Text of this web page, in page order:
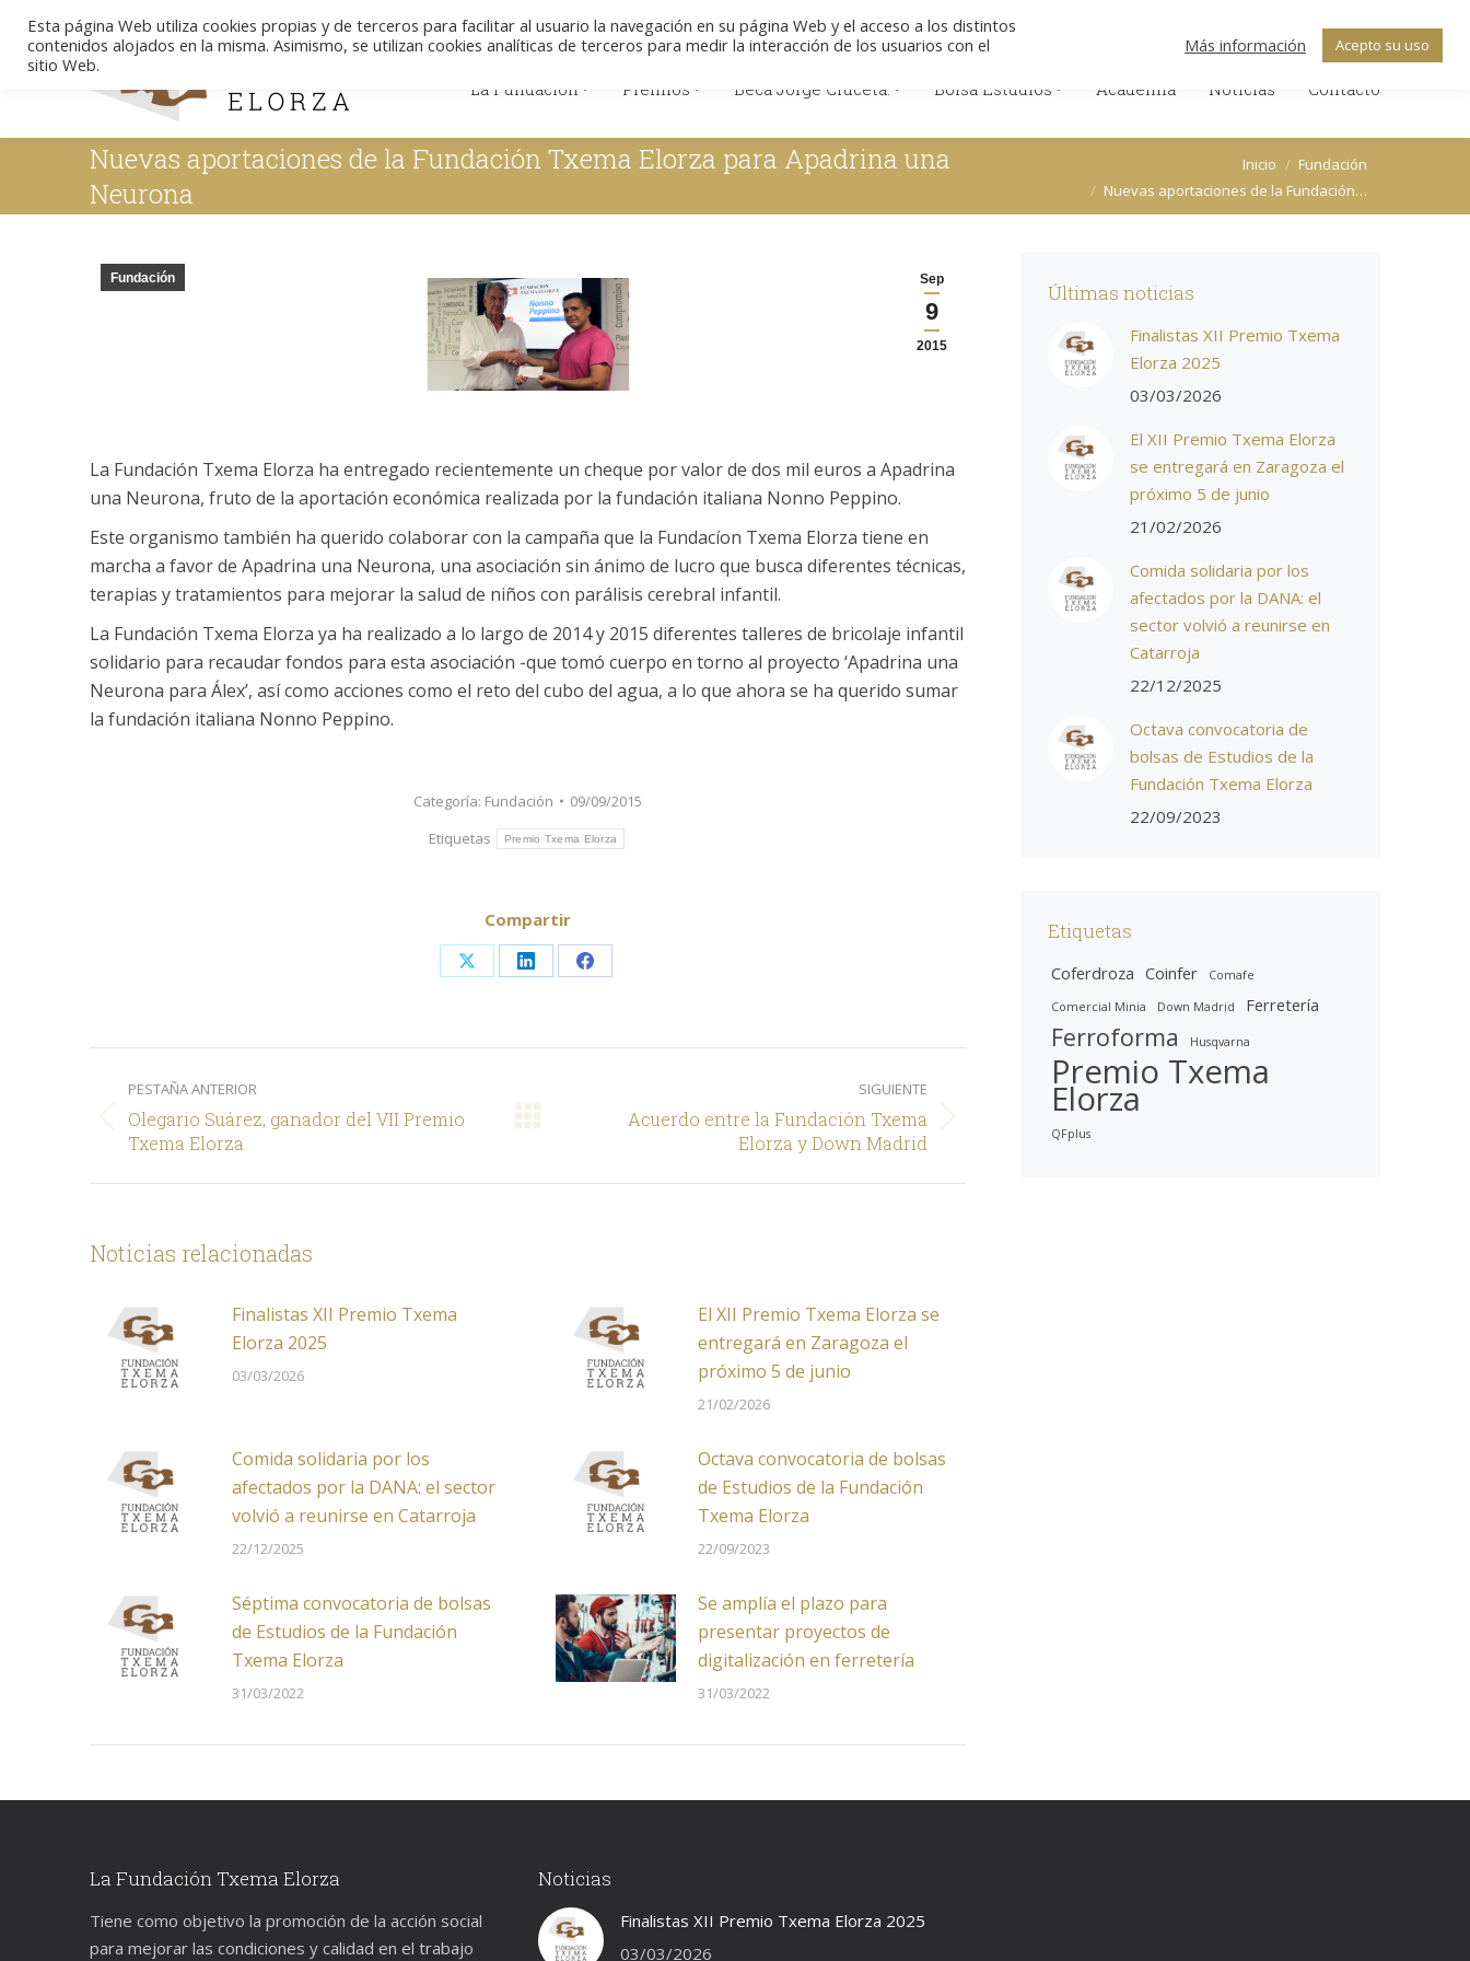
Colabore Descargas Aviso legal Política de Cookies
Facebook
page
opens
new
window
page
opens
new
window
Linkedin
page
opens
new
window
La Fundación Premios Beca Jorge Cruceta. Bolsa Estudios Academia Noticias Contacto
Nuevas aportaciones de la Fundación Txema Elorza para Apadrina una
Neurona
Inicio
Fundación
Nuevas aportaciones de la Fundación…
Sep
9
2015
Fundación
La Fundación Txema Elorza ha entregado recientemente un cheque por valor de dos mil euros a Apadrina
una Neurona, fruto de la aportación económica realizada por la fundación italiana Nonno Peppino.
Este organismo también ha querido colaborar con la campaña que la Fundacíon Txema Elorza tiene en
marcha a favor de Apadrina una Neurona, una asociación sin ánimo de lucro que busca diferentes técnicas,
terapias y tratamientos para mejorar la salud de niños con parálisis cerebral infantil.
La Fundación Txema Elorza ya ha realizado a lo largo de 2014 y 2015 diferentes talleres de bricolaje infantil
solidario para recaudar fondos para esta asociación -que tomó cuerpo en torno al proyecto ‘Apadrina una
Neurona para Álex’, así como acciones como el reto del cubo del agua, a lo que ahora se ha querido sumar
la fundación italiana Nonno Peppino.
Categoría: Fundación
09/09/2015
Etiquetas
Premio Txema Elorza
Compartir
Share
X
Share
LinkedIn
Share
Facebook
entre
comentarios
PESTAÑA ANTERIOR
Pestaña
anterior
Olegario Suárez, ganador del VII Premio
Txema Elorza
SIGUIENTE
SiguienteAcuerdo entre la Fundación Txema
Elorza y Down Madrid
Noticias relacionadas
Finalistas XII Premio Txema
Elorza 2025
03/03/2026
El XII Premio Txema Elorza se
entregará en Zaragoza el
próximo 5 de junio
21/02/2026
Comida solidaria por los
afectados por la DANA: el sector
volvió a reunirse en Catarroja
22/12/2025
Octava convocatoria de bolsas
de Estudios de la Fundación
Txema Elorza
22/09/2023
Séptima convocatoria de bolsas
de Estudios de la Fundación
Txema Elorza
31/03/2022
Se amplía el plazo para
presentar proyectos de
digitalización en ferretería
31/03/2022
Últimas noticias
Finalistas XII Premio Txema
Elorza 2025
03/03/2026
El XII Premio Txema Elorza
se entregará en Zaragoza el
próximo 5 de junio
21/02/2026
Comida solidaria por los
afectados por la DANA: el
sector volvió a reunirse en
Catarroja
22/12/2025
Octava convocatoria de
bolsas de Estudios de la
Fundación Txema Elorza
22/09/2023
Etiquetas
Coferdroza Coinfer Comafe
Comercial Minia Down Madrid Ferretería
Ferroforma Husqvarna
Premio Txema
Elorza
QFplus
La Fundación Txema Elorza
Tiene como objetivo la promoción de la acción social
para mejorar las condiciones y calidad en el trabajo
Noticias
Finalistas XII Premio Txema Elorza 2025
03/03/2026
Esta página Web utiliza cookies propias y de terceros para facilitar al usuario la navegación en su página Web y el acceso a los distintos
contenidos alojados en la misma. Asimismo, se utilizan cookies analíticas de terceros para medir la interacción de los usuarios con el
sitio Web.
Más información Acepto su uso
La Fundación Premios Beca Jorge Cruceta. Bolsa Estudios Noticias Contacto